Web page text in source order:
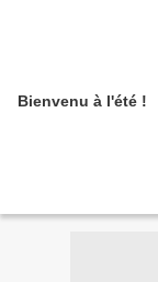
Bienvenu à l'été !